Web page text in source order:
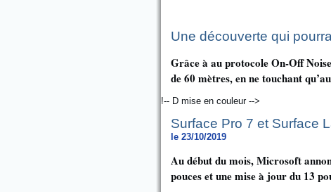
Une découverte qui
Grâce à au protocole On-Off
de 60 mètres, en ne touchant
!-- D mise en couleur -->
Surface Pro 7 et Surface
le 23/10/2019
Au début du mois, Microsoft
pouces et une mise à jour du 13